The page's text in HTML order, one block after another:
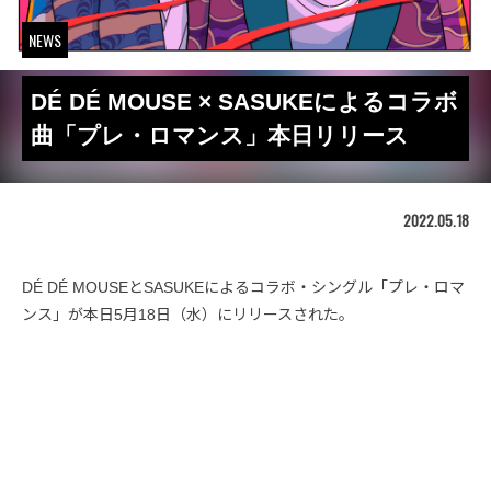
NEWS
DÉ DÉ MOUSE × SASUKEによるコラボ
曲「プレ・ロマンス」本日リリース
2022.05.18
DÉ DÉ MOUSEとSASUKEによるコラボ・シングル「プレ・ロマ
ンス」が本日5月18日（水）にリリースされた。